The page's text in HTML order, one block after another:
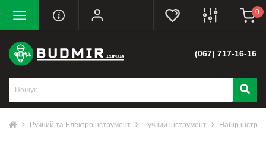
0
(067) 717-16-16
Ручний та Електроінструмент Ручний інструмент Набір